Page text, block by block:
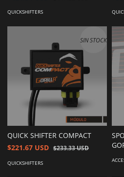
QUICKSHIFTERS
SIN STOCK
QUICK SHIFTER COMPACT
$221.67 USD $233.33 USD
QUICKSHIFTERS